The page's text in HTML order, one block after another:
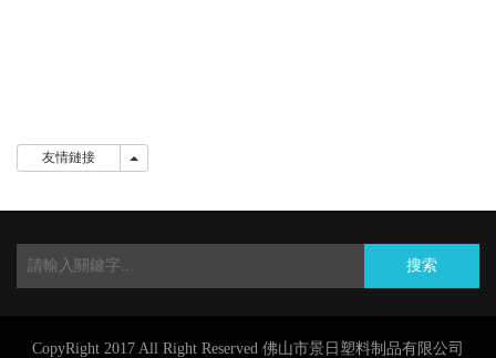
友情鏈接 友情鏈接
搜索
CopyRight 2017 All Right Reserved 佛山市景日塑料制品有限公司